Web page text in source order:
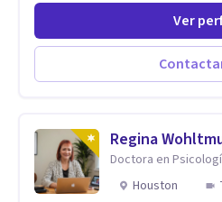
privada. Utilizo terapias
evidencia científica con
objetivos terapéuticos están
herramientas concretas para el
desarrollar nuevas habilidades y
Ver
Regina
Doctora en
Houston